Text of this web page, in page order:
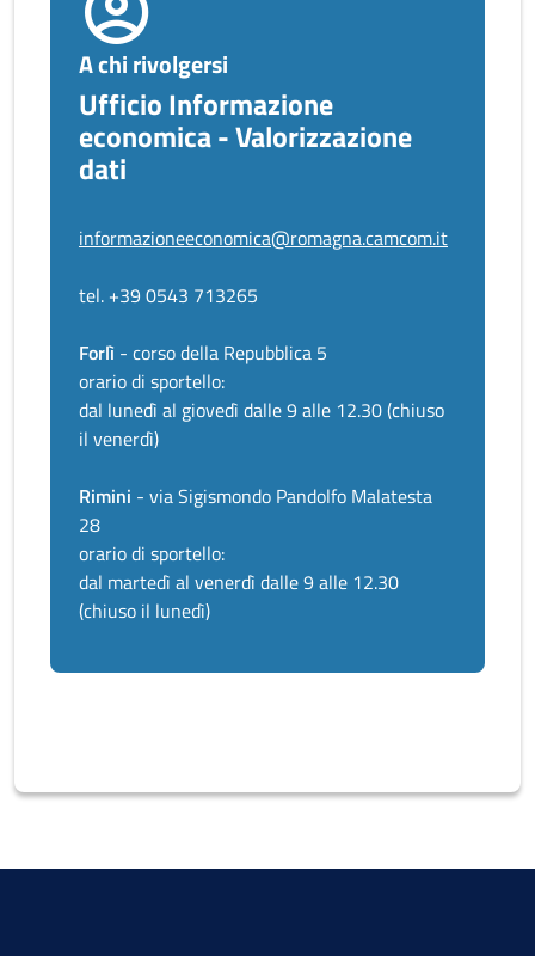
A chi rivolgersi
Ufficio Informazione
economica - Valorizzazione
dati
informazioneeconomica@romagna.camcom.it
tel. +39 0543 713265
Forlì - corso della Repubblica 5
orario di sportello:
dal lunedì al giovedì dalle 9 alle 12.30 (chiuso
il venerdì)
Rimini - via Sigismondo Pandolfo Malatesta
28
orario di sportello:
dal martedì al venerdì dalle 9 alle 12.30
(chiuso il lunedì)